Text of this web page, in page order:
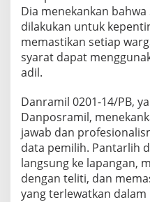
a
n
N
a
m
o
m
b
e
Dia menekankan
dilakukan untuk
memastikan setiap
syarat dapat
adil.
Danramil 0201-14/PB,
Danposramil,
jawab dan
data pemilih. Pantarlih
langsung ke lapangan,
dengan teliti, dan
yang terlewatkan